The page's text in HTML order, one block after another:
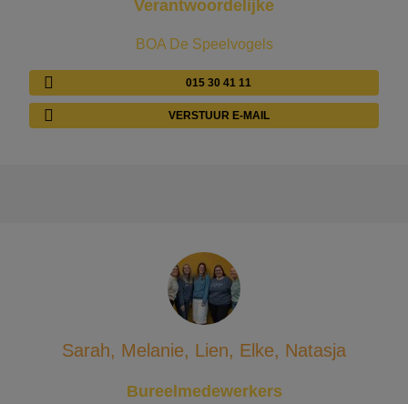
Verantwoordelijke
BOA De Speelvogels
015 30 41 11
VERSTUUR E-MAIL
Sarah, Melanie, Lien, Elke, Natasja
Bureelmedewerkers